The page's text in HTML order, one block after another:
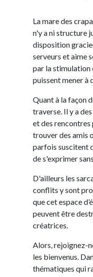
La mare des crapauds
n'y a ni structure juridique,
disposition
serveurs et aime se faire
par la stimulation de se
puissent mener à des
Quant à la façon dont ces
traverse. Il y a des Cohortes
et des rencontres
trouver des amis ou des
parfois suscitent des
de s'exprimer sans
D'ailleurs les sarcasmes
conflits y sont proscrits.
que cet espace
peuvent être
créatrices.
Alors, rejoignez-nous sur
les bienvenus. Dans ce
thématiques qui